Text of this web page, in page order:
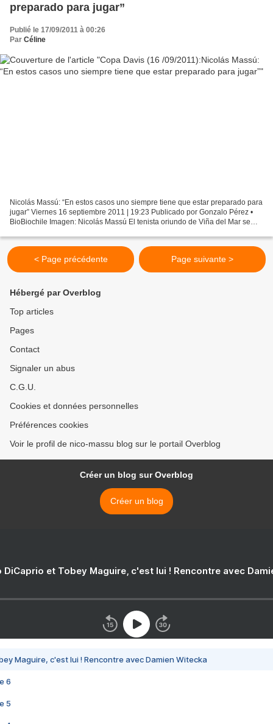
preparado para jugar”
Publié le 17/09/2011 à 00:26
Par Céline
Nicolás Massú: “En estos casos uno siempre tiene que estar preparado para
jugar” Viernes 16 septiembre 2011 | 19:23 Publicado por Gonzalo Pérez •
BioBiochile Imagen: Nicolás Massú El tenista oriundo de Viña del Mar se
< Page précédente Page suivante >
Hébergé par Overblog
Top articles
Pages
Contact
Signaler un abus
C.G.U.
Cookies et données personnelles
Préférences cookies
Voir le profil de nico-massu blog sur le portail Overblog
Créer un blog sur Overblog
Créer un blog
DiCaprio et Tobey Maguire, c'est lui ! Rencontre avec
Maguire, c'est lui ! Rencontre avec Damien Witecka
6
5